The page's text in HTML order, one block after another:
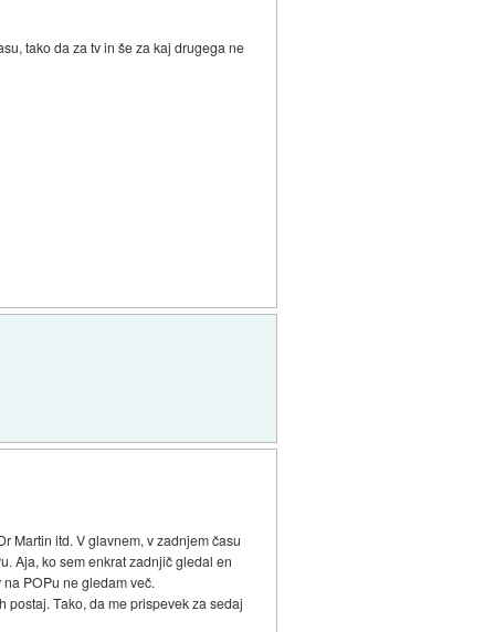
tako da za tv in še za kaj drugega ne
Martin itd. V glavnem, v zadnjem času
Aja, ko sem enkrat zadnjič gledal en
POPu ne gledam več.
Tako, da me prispevek za sedaj